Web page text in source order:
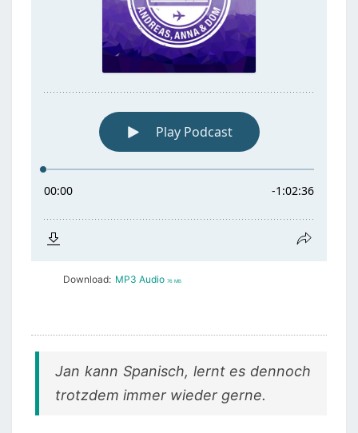
Download: MP3 Audio 76 MB
Jan kann Spanisch, lernt es dennoch
trotzdem immer wieder gerne.